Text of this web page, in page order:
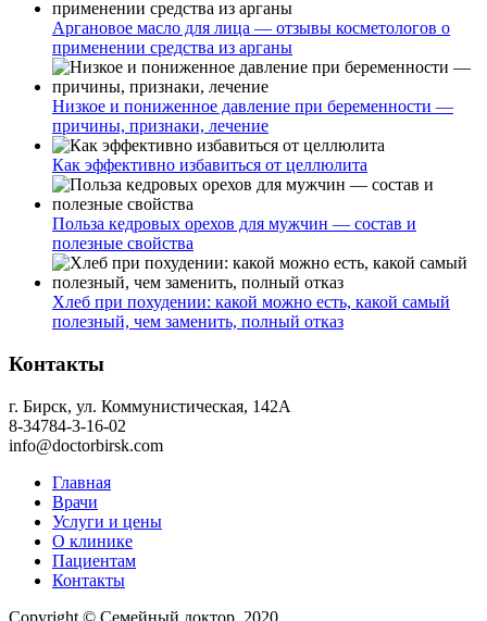
Аргановое масло для лица — отзывы косметологов о
применении средства из арганы
Низкое и пониженное давление при беременности —
причины, признаки, лечение
Как эффективно избавиться от целлюлита
Польза кедровых орехов для мужчин — состав и
полезные свойства
Хлеб при похудении: какой можно есть, какой самый
полезный, чем заменить, полный отказ
Контакты
г. Бирск, ул. Коммунистическая, 142А
8-34784-3-16-02
info@doctorbirsk.com
Главная
Врачи
Услуги и цены
О клинике
Пациентам
Контакты
Copyright © Семейный доктор, 2020